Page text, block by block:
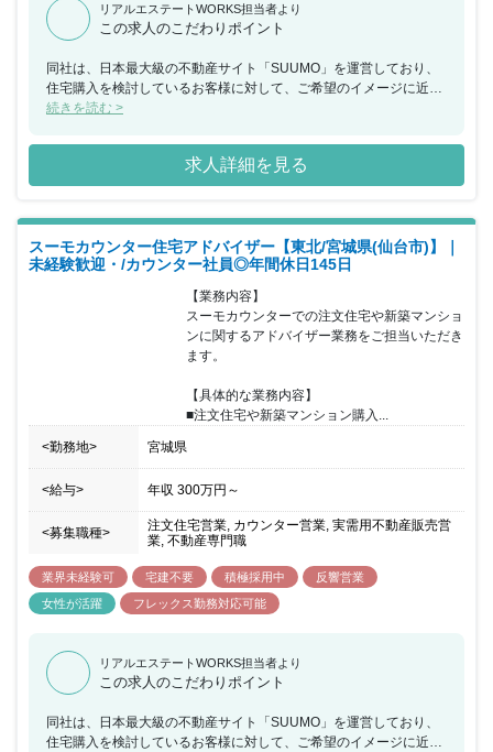
リアルエステートWORKS担当者より
この求人のこだわりポイント
同社は、日本最大級の不動産サイト「SUUMO」を運営しており、
住宅購入を検討しているお客様に対して、ご希望のイメージに近い
住宅・マンションを提供できるハウスメーカーや工務店を無料でご
回、福岡県にてスーモカウンターでの注文住宅や新築マンションに
関するアドバイザー業務をご担当いただける方を募集することとな
りました。お客様はご予約の上来店されるため、1組ごとに2時間程
間に必ずチームで相談する時間を設けているため、不動産未経験の
方でも安心をいただけるような環境であり、チームで協力をしなが
らお客様に向き合いご提案することが可能です。20代～40 代前半
までの女性が活躍しており、個人や店舗内での取り組みで非常に成
果が出た場合などは、『MVP』『MVT』として表彰を受け、事業の
施策として反映されることもあります。半期毎に紹介数・契約率・
カスタマーアンケートなどを総合的に振り返り、強みを評価し、弱
みは克服方法を一緒に考えています。チームで目標設定の上、達成
をチームで目指しています。
続きを読む >
求人詳細を見る
スーモカウンター住宅アドバイザー【東北/宮城県(仙台市)】｜
未経験歓迎・/カウンター社員◎年間休日145日
【業務内容】
スーモカウンターでの注文住宅や新築マンショ
ンに関するアドバイザー業務をご担当いただき
ます。
【具体的な業務内容】
■注文住宅や新築マンション購入...
<勤務地> 宮城県
<給与> 年収 300万円 ～
<募集職種>
注文住宅営業, カウンター営業, 実需用不動産販売営
業, 不動産専門職
業界未経験可 宅建不要 積極採用中
反響営業
女性が活躍
フレックス勤務対応可能
リアルエステートWORKS担当者より
この求人のこだわりポイント
同社は、日本最大級の不動産サイト「SUUMO」を運営しており、
住宅購入を検討しているお客様に対して、ご希望のイメージに近い